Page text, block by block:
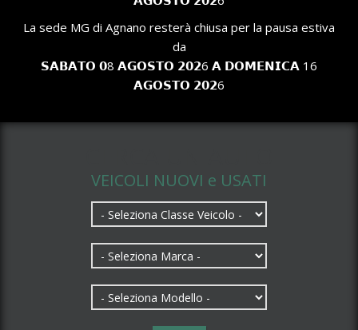
La sede MG di Agnano resterà chiusa per la pausa estiva
da
𝗦𝗔𝗕𝗔𝗧𝗢 𝟬8 𝗔𝗚𝗢𝗦𝗧𝗢 𝟮𝟬𝟮6 𝗔 𝗗𝗢𝗠𝗘𝗡𝗜𝗖𝗔 16
𝗔𝗚𝗢𝗦𝗧𝗢 𝟮𝟬𝟮6
VEICOLI NUOVI e USATI